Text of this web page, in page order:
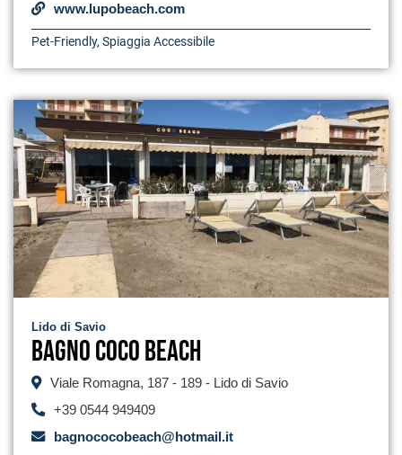
www.lupobeach.com
Pet-Friendly, Spiaggia Accessibile
Lido di Savio
Bagno Coco Beach
Viale Romagna, 187 - 189 - Lido di Savio
+39 0544 949409
bagnococobeach@hotmail.it